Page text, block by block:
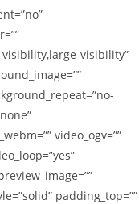
visibility”
video_ogv=””
padding_top=””